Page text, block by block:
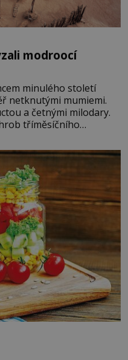
modroocí
minulého století
netknutými mumiemi.
a četnými milodary.
tříměsíčního
zdejším klimatickým
a extrémně